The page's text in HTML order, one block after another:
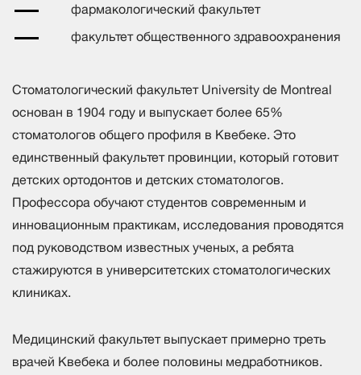
фармакологический факультет
факультет общественного здравоохранения
Стоматологический факультет University de Montreal
основан в 1904 году и выпускает более 65%
стоматологов общего профиля в Квебеке. Это
единственный факультет провинции, который готовит
детских ортодонтов и детских стоматологов.
Профессора обучают студентов современным и
инновационным практикам, исследования проводятся
под руководством известных ученых, а ребята
стажируются в университетских стоматологических
клиниках.
Медицинский факультет выпускает примерно треть
врачей Квебека и более половины медработников.